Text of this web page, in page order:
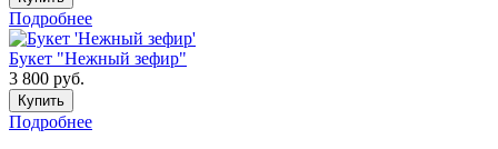
Подробнее
Букет "Нежный зефир"
3 800 руб.
Купить
Подробнее